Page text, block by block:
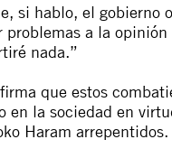
si hablo, el gobierno
problemas a la
nada.”
que estos
en la sociedad en
Haram arrepentidos.